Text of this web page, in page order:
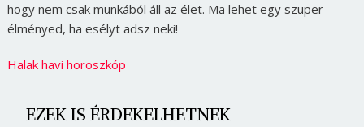
hogy nem csak munkából áll az élet. Ma lehet egy szuper
élményed, ha esélyt adsz neki!
Halak havi horoszkóp
EZEK IS ÉRDEKELHETNEK